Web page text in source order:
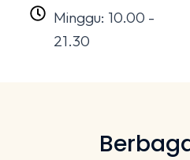
Minggu: 10.00 -
21.30